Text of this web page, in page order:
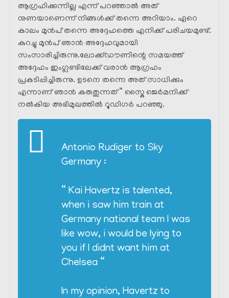
ആഗ്രഹിക്കുന്നില്ല എന്ന് പറഞ്ഞാൽ അത്
നുണയാണെന്ന് നിങ്ങൾക്ക് തന്നെ അറിയാം. ഏറെ
കാലം മുൻപ് തന്നെ അദ്ദേഹത്തെ എനിക്ക് പരിചയമുണ്ട്.
കുറച്ചു മുൻപ് ഞാൻ അദ്ദേഹവുമായി
സംസാരിച്ചിരുന്നു.ലോക്ക്ഡൗണിന്റെ സമയത്ത്
അദ്ദേഹം ഇംഗ്ലണ്ടിലേക്ക് വരാൻ ആഗ്രഹം
പ്രകടിപ്പിച്ചിരുന്നു. ഉടനെ തന്നെ അത് സാധിക്കും
എന്നാണ് ഞാൻ കരുതുന്നത് ” സ്കൈ ജെർമനിക്ക്
നൽകിയ അഭിമുഖത്തിൽ റൂഡിഗർ പറഞ്ഞു.
Antonio Rudiger to Sky
Germany :
“ Kai Havertz is talented,
when i saw him train at
Germany national team I was
like wow, i would be lying to
you if I didnt want him at
Chelsea “
In my opinion, Havertz to